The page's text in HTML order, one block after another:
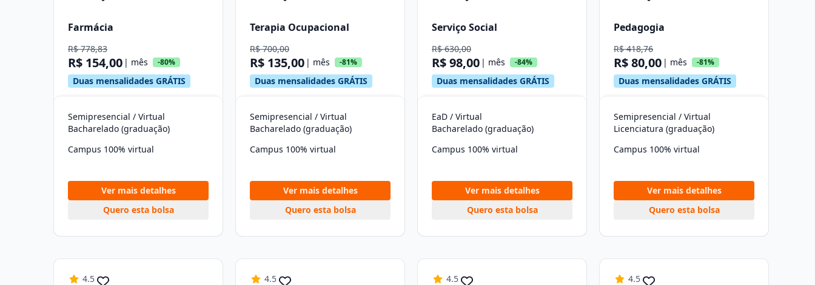
Farmácia
R$ 778,83
R$ 154,00 | mês -80%
Duas mensalidades GRÁTIS
Semipresencial / Virtual
Bacharelado (graduação)
Campus 100% virtual
Ver mais detalhes
Quero esta bolsa
Terapia Ocupacional
R$ 700,00
R$ 135,00 | mês -81%
Duas mensalidades GRÁTIS
Semipresencial / Virtual
Bacharelado (graduação)
Campus 100% virtual
Ver mais detalhes
Quero esta bolsa
Serviço Social
R$ 630,00
R$ 98,00 | mês -84%
Duas mensalidades GRÁTIS
EaD / Virtual
Bacharelado (graduação)
Campus 100% virtual
Ver mais detalhes
Quero esta bolsa
Pedagogia
R$ 418,76
R$ 80,00 | mês -81%
Duas mensalidades GRÁTIS
Semipresencial / Virtual
Licenciatura (graduação)
Campus 100% virtual
Ver mais detalhes
Quero esta bolsa
4.5 4.5 4.5 4.5